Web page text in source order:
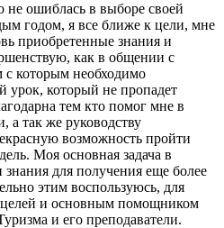
не ошиблась в выборе своей
годом, я все ближе к цели, мне
приобретенные знания и
как в общении с
с которым необходимо
урок, который не пропадет
тем кто помог мне в
а так же руководству
возможность пройти
Моя основная задача в
для получения еще более
этим воспользуюсь, для
и основным помощником
и его преподаватели.